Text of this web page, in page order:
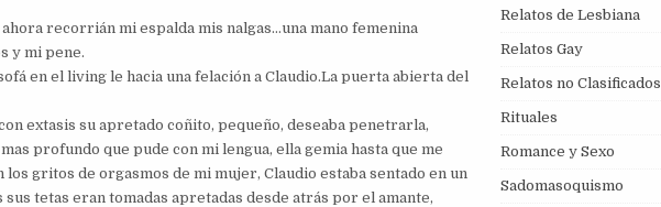
recorrián mi espalda mis nalgas…una mano femenina
y mi pene.
en el living le hacia una felación a Claudio.La puerta abierta del
extasis su apretado coñito, pequeño, deseaba penetrarla,
profundo que pude con mi lengua, ella gemia hasta que me
gritos de orgasmos de mi mujer, Claudio estaba sentado en un
tetas eran tomadas apretadas desde atrás por el amante,
Relatos de Lesbiana
Relatos Gay
Relatos no Clasificados
Rituales
Romance y Sexo
Sadomasoquismo